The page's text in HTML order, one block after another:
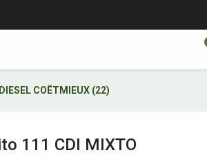
COËTMIEUX (22)
111 CDI MIXTO